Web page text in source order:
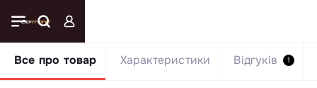
Все про товар Характеристики Відгуків 1